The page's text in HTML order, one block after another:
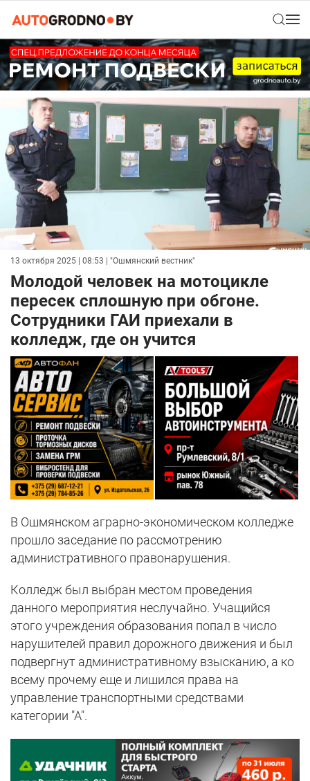
13 октября 2025 | 08:53 | "Ошмянский вестник"
Молодой человек на мотоцикле
пересек сплошную при обгоне.
Сотрудники ГАИ приехали в
колледж, где он учится
В Ошмянском аграрно-экономическом колледже
прошло заседание по рассмотрению
административного правонарушения.
Колледж был выбран местом проведения
данного мероприятия неслучайно. Учащийся
этого учреждения образования попал в число
нарушителей правил дорожного движения и был
подвергнут административному взысканию, а ко
всему прочему еще и лишился права на
управление транспортными средствами
категории "А".